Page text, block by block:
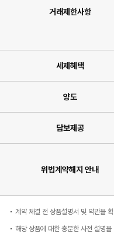
거래제한사항
세제혜택
양도
담보제공
위법계약해지 안내
계약 체결 전 상품설명서 및 약관을
해당 상품에 대한 충분한 사전 설명